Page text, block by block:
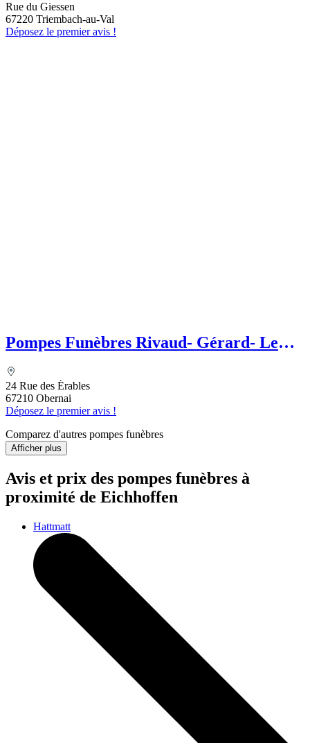
Rue du Giessen
67220 Triembach-au-Val
Déposez le premier avis !
Pompes Funèbres Rivaud- Gérard- Le
24 Rue des Érables
67210 Obernai
Déposez le premier avis !
Comparez d'autres pompes funèbres
Afficher plus
Avis et prix des pompes funèbres à
proximité de Eichhoffen
Hattmatt